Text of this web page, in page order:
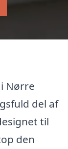
Nørre
del af
til
den